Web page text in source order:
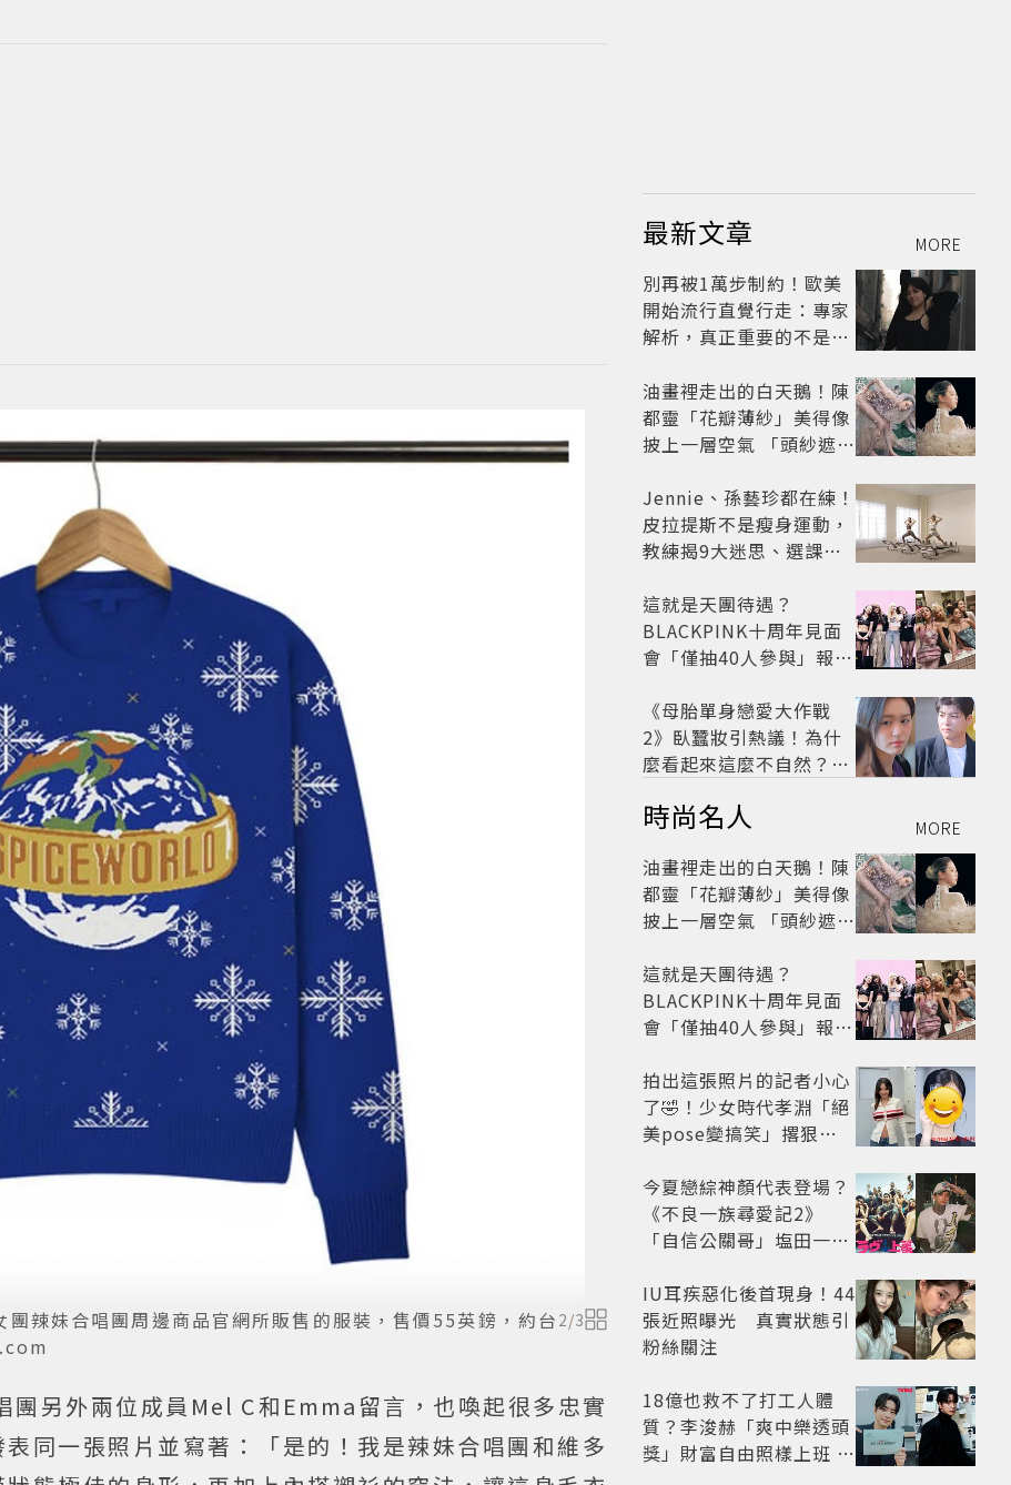
辣妹合唱團周邊商品官網所販售的服裝，售價55英鎊，約台 2/3
另外兩位成員Mel C和Emma留言，也喚起很多忠實
同一張照片並寫著：「是的！我是辣妹合唱團和維多
最新文章 MORE
別再被1萬步制約！歐美
開始流行直覺行走：專家
解析，真正重要的不是步
油畫裡走出的白天鵝！陳
都靈「花瓣薄紗」美得像
披上一層空氣 「頭紗遮
太仙
Jennie、孫藝珍都在練！
皮拉提斯不是瘦身運動，
教練揭9大迷思、選課真
這就是天團待遇？
BLACKPINK十周年見面
會「僅抽40人參與」報名
怒了😡
《母胎單身戀愛大作戰
2》臥蠶妝引熱議！為什
麼看起來這麼不自然？彩
時尚名人 MORE
油畫裡走出的白天鵝！陳
都靈「花瓣薄紗」美得像
披上一層空氣 「頭紗遮
太仙
這就是天團待遇？
BLACKPINK十周年見面
會「僅抽40人參與」報名
怒了😡
拍出這張照片的記者小心
了🤣！少女時代孝淵「絕
美pose變搞笑」撂狠
今夏戀綜神顏代表登場？
《不良一族尋愛記2》
「自信公關哥」塩田一馬
老闆
IU耳疾惡化後首現身！44
張近照曝光 真實狀態引
粉絲關注
18億也救不了打工人體
質？李浚赫「爽中樂透頭
獎」財富自由照樣上班 西